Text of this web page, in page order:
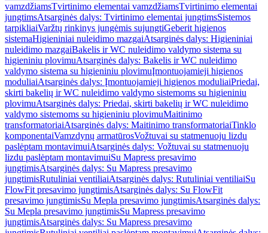
vamzdžiamsTvirtinimo elementai vamzdžiamsTvirtinimo elementai
jungtimsAtsarginės dalys: Tvirtinimo elementai jungtimsSistemos
tarpikliaiVaržtų rinkinys jungėmis sujungtiGeberit higienos
sistemaHigieniniai nuleidimo mazgaiAtsarginės dalys: Higieniniai
nuleidimo mazgaiBakelis ir WC nuleidimo valdymo sistema su
higieniniu plovimuAtsarginės dalys: Bakelis ir WC nuleidimo
valdymo sistema su higieniniu plovimuĮmontuojamieji higienos
moduliaiAtsarginės dalys: Įmontuojamieji higienos moduliaiPriedai,
skirti bakelių ir WC nuleidimo valdymo sistemoms su higieniniu
plovimuAtsarginės dalys: Priedai, skirti bakelių ir WC nuleidimo
valdymo sistemoms su higieniniu plovimuMaitinimo
transformatoriaiAtsarginės dalys: Maitinimo transformatoriaiTinklo
komponentaiVamzdynų armatūrosVožtuvai su statmenuoju lizdu
paslėptam montavimuiAtsarginės dalys: Vožtuvai su statmenuoju
lizdu paslėptam montavimuiSu Mapress presavimo
jungtimisAtsarginės dalys: Su Mapress presavimo
jungtimisRutuliniai ventiliaiAtsarginės dalys: Rutuliniai ventiliaiSu
FlowFit presavimo jungtimisAtsarginės dalys: Su FlowFit
presavimo jungtimisSu Mepla presavimo jungtimisAtsarginės dalys:
Su Mepla presavimo jungtimisSu Mapress presavimo
jungtimisAtsarginės dalys: Su Mapress presavimo